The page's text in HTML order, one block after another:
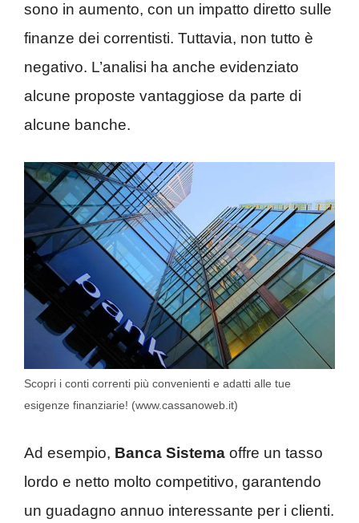
sono in aumento, con un impatto diretto sulle
finanze dei correntisti. Tuttavia, non tutto è
negativo. L’analisi ha anche evidenziato
alcune proposte vantaggiose da parte di
alcune banche.
Scopri i conti correnti più convenienti e adatti alle tue
esigenze finanziarie! (www.cassanoweb.it)
Ad esempio, Banca Sistema offre un tasso
lordo e netto molto competitivo, garantendo
un guadagno annuo interessante per i clienti.